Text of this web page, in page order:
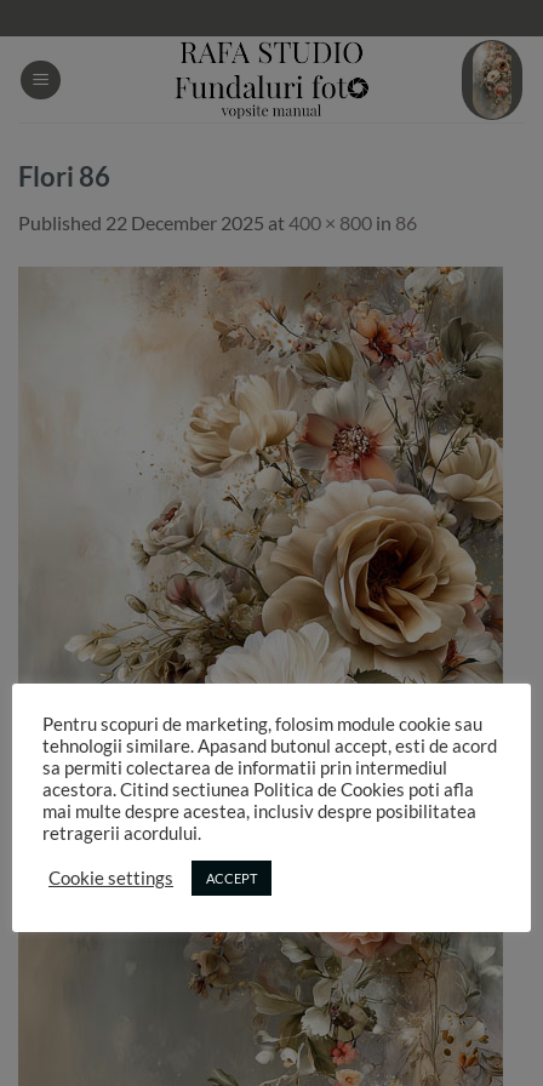
to
content
Flori 86
Published 22 December 2025 at400 × 800 in 86
Pentru scopuri de marketing, folosim module cookie sau
tehnologii similare. Apasand butonul accept, esti de acord
sa permiti colectarea de informatii prin intermediul
acestora. Citind sectiunea Politica de Cookies poti afla
mai multe despre acestea, inclusiv despre posibilitatea
retragerii acordului.
Cookie settings ACCEPT